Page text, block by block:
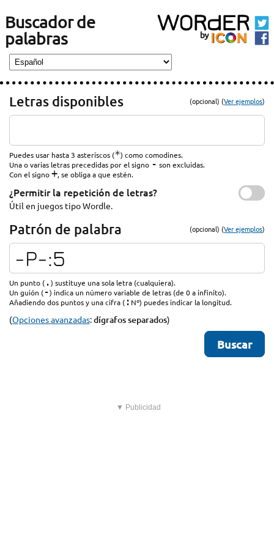
Buscador de
palabras
Letras disponibles (opcional) (Ver ejemplos)
Puedes usar hasta 3 asteriscos (*) como comodines.
Una o varias letras precedidas por el signo - son excluidas.
Con el signo+, se obliga a que estén.
¿Permitir la repetición de letras?
Útil en juegos tipo Wordle.
Patrón de palabra (opcional) (Ver ejemplos)
Un punto (.) sustituye una sola letra (cualquiera).
Un guión (-) indica un número variable de letras (de 0 a infinito).
Añadiendo dos puntos y una cifra (: Nº) puedes indicar la longitud.
(Opciones avanzadas:dígrafos separados)
▼ Publicidad